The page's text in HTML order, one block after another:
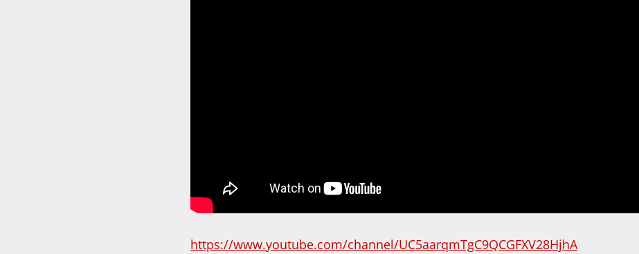
https://www.youtube.com/channel/UC5aarqmTgC9QCGFXV28HjhA